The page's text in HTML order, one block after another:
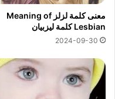
معنى كلمة لزلز Meaning of
Lesbian كلمة ليزبيان
2024-09-30